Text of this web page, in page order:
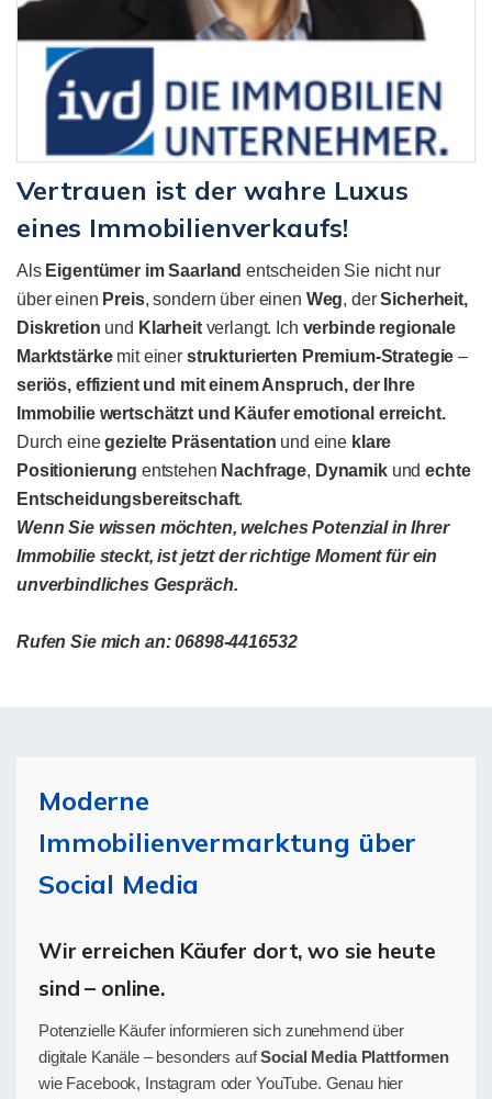
Vertrauen ist der wahre Luxus
eines Immobilienverkaufs!
Als Eigentümer im Saarland entscheiden Sie nicht nur
über einen Preis, sondern über einen Weg, derSicherheit,
Diskretion und Klarheitverlangt. Ich verbinde regionale
Marktstärkemit einer strukturierten Premium-Strategie –
seriös, effizient und mit einem Anspruch, der Ihre
Immobilie wertschätzt und Käufer emotional erreicht.
Durch einegezielte Präsentation und eine klare
Positionierung entstehen Nachfrage, Dynamikund echte
Entscheidungsbereitschaft.
Wenn Sie wissen möchten, welches Potenzial in Ihrer
Immobilie steckt, ist jetzt der richtige Moment für ein
unverbindliches Gespräch.
Rufen Sie mich an: 06898-4416532
Moderne
Immobilienvermarktung über
Social Media
Wir erreichen Käufer dort, wo sie heute
sind – online.
Potenzielle Käufer informieren sich zunehmend über
digitale Kanäle – besonders aufSocial Media Plattformen
wie Facebook, Instagram oder YouTube. Genau hier